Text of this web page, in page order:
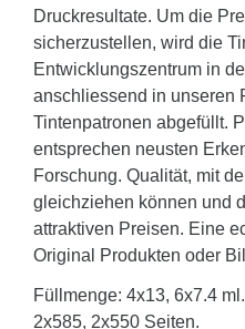
Druckresultate. Um die
sicherzustellen, wird die
Entwicklungszentrum in
anschliessend in unseren
Tintenpatronen abgefüllt.
entsprechen neusten
Forschung. Qualität, mit
gleichziehen können und
attraktiven Preisen. Eine
Original Produkten oder
Füllmenge: 4x13, 6x7.4
2x585, 2x550 Seiten.